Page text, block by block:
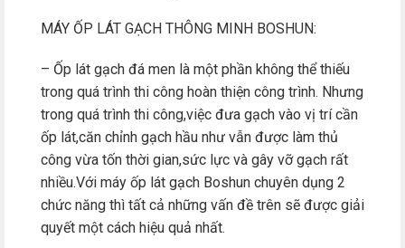
MÁY ỐP LÁT GẠCH THÔNG MINH BOSHUN:
– Ốp lát gạch đá men là một phần không thể thiếu
trong quá trình thi công hoàn thiện công trình. Nhưng
trong quá trình thi công,việc đưa gạch vào vị trí cần
ốp lát,căn chỉnh gạch hầu như vẫn được làm thủ
công vừa tốn thời gian,sức lực và gây vỡ gạch rất
nhiều.Với máy ốp lát gạch Boshun chuyên dụng 2
chức năng thì tất cả những vấn đề trên sẽ được giải
quyết một cách hiệu quả nhất.